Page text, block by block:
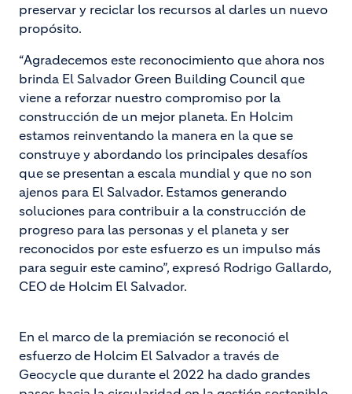
preservar y reciclar los recursos al darles un nuevo
propósito.
“Agradecemos este reconocimiento que ahora nos
brinda El Salvador Green Building Council que
viene a reforzar nuestro compromiso por la
construcción de un mejor planeta. En Holcim
estamos reinventando la manera en la que se
construye y abordando los principales desafíos
que se presentan a escala mundial y que no son
ajenos para El Salvador. Estamos generando
soluciones para contribuir a la construcción de
progreso para las personas y el planeta y ser
reconocidos por este esfuerzo es un impulso más
para seguir este camino”, expresó Rodrigo Gallardo,
CEO de Holcim El Salvador.
En el marco de la premiación se reconoció el
esfuerzo de Holcim El Salvador a través de
Geocycle que durante el 2022 ha dado grandes